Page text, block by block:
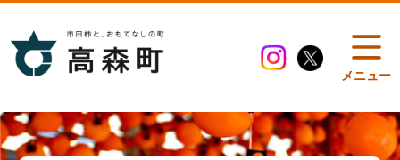
メニュー